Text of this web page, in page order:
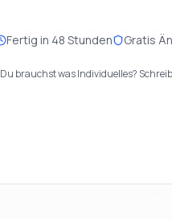
Fertig in 48 Stunden Gratis
Du brauchst was Individuelles?